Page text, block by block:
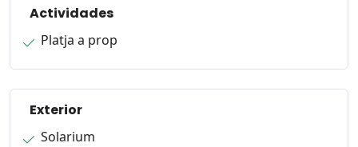
Actividades
Platja a prop
Exterior
Solarium